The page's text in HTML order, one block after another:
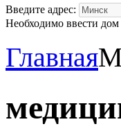
Введите адрес:
Необходимо ввести дом
Главная